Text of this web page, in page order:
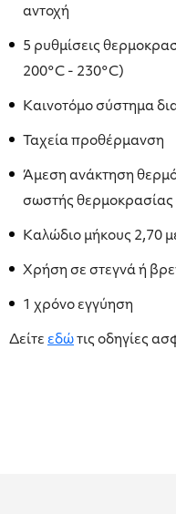
αντοχή
5 ρυθμίσεις
200°C - 230°C)
Καινοτόμο σύστημα
Ταχεία προθέρμανση
Άμεση ανάκτηση
σωστής θερμοκρασίας
Καλώδιο μήκους 2,70
Χρήση σε στεγνά ή
1 χρόνο εγγύηση
Δείτε εδώ τις οδηγίες